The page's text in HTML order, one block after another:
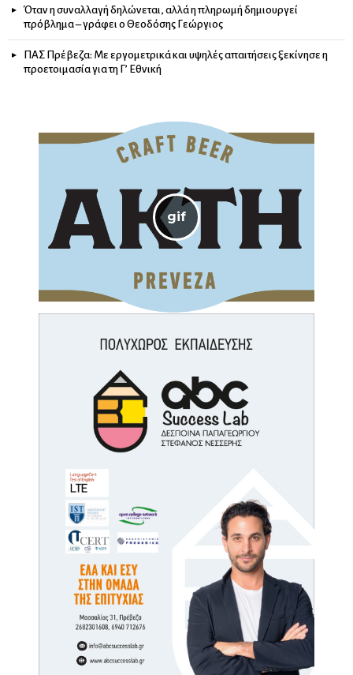
Όταν η συναλλαγή δηλώνεται, αλλά η πληρωμή δημιουργεί
πρόβλημα – γράφει ο Θεοδόσης Γεώργιος
ΠΑΣ Πρέβεζα: Με εργομετρικά και υψηλές απαιτήσεις ξεκίνησε η
προετοιμασία για τη Γ’ Εθνική